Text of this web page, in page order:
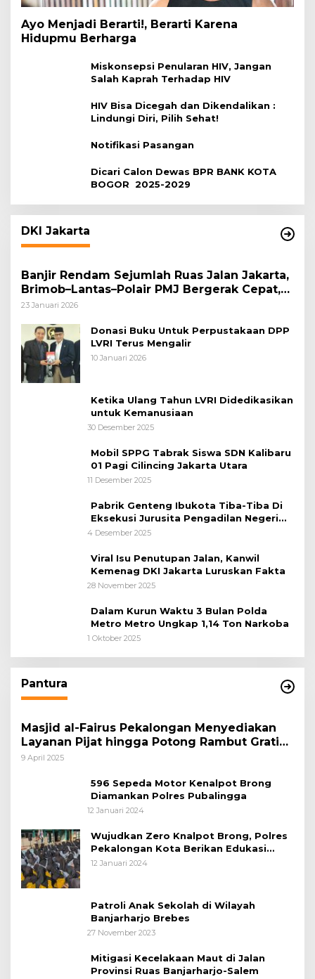
Ayo Menjadi Berarti!, Berarti Karena
Hidupmu Berharga
Miskonsepsi Penularan HIV, Jangan
Salah Kaprah Terhadap HIV
HIV Bisa Dicegah dan Dikendalikan :
Lindungi Diri, Pilih Sehat!
Notifikasi Pasangan
Dicari Calon Dewas BPR BANK KOTA
BOGOR 2025-2029
DKI Jakarta
Banjir Rendam Sejumlah Ruas Jalan Jakarta,
Brimob–Lantas–Polair PMJ Bergerak Cepat,
Polri Siagakan 128.247 Personel Secara
23 Januari 2026
Donasi Buku Untuk Perpustakaan DPP
LVRI Terus Mengalir
10 Januari 2026
Ketika Ulang Tahun LVRI Didedikasikan
untuk Kemanusiaan
30 Desember 2025
Mobil SPPG Tabrak Siswa SDN Kalibaru
01 Pagi Cilincing Jakarta Utara
11 Desember 2025
Pabrik Genteng Ibukota Tiba-Tiba Di
Eksekusi Jurusita Pengadilan Negeri
Tangerang, Diduga Cacat Hukum Sejak
4 Desember 2025
Viral Isu Penutupan Jalan, Kanwil
Kemenag DKI Jakarta Luruskan Fakta
28 November 2025
Dalam Kurun Waktu 3 Bulan Polda
Metro Metro Ungkap 1,14 Ton Narkoba
1 Oktober 2025
Pantura
Masjid al-Fairus Pekalongan Menyediakan
Layanan Pijat hingga Potong Rambut Gratis
bagi Pemudik Lebaran 2025
9 April 2025
596 Sepeda Motor Kenalpot Brong
Diamankan Polres Pubalingga
12 Januari 2024
Wujudkan Zero Knalpot Brong, Polres
Pekalongan Kota Berikan Edukasi
Kepada Pelajar
12 Januari 2024
Patroli Anak Sekolah di Wilayah
Banjarharjo Brebes
27 November 2023
Mitigasi Kecelakaan Maut di Jalan
Provinsi Ruas Banjarharjo-Salem